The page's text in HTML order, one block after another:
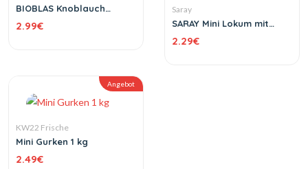
BIOBLAS Knoblauch
2.99€
Saray
SARAY Mini Lokum mit
300 g
2.29€
Angebot
KW22 Frische
Mini Gurken 1 kg
2.49€